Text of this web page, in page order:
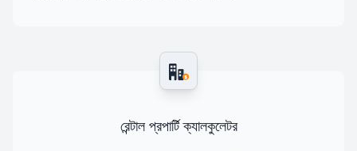
$
রেন্টাল প্রপার্টি ক্যালকুলেটর